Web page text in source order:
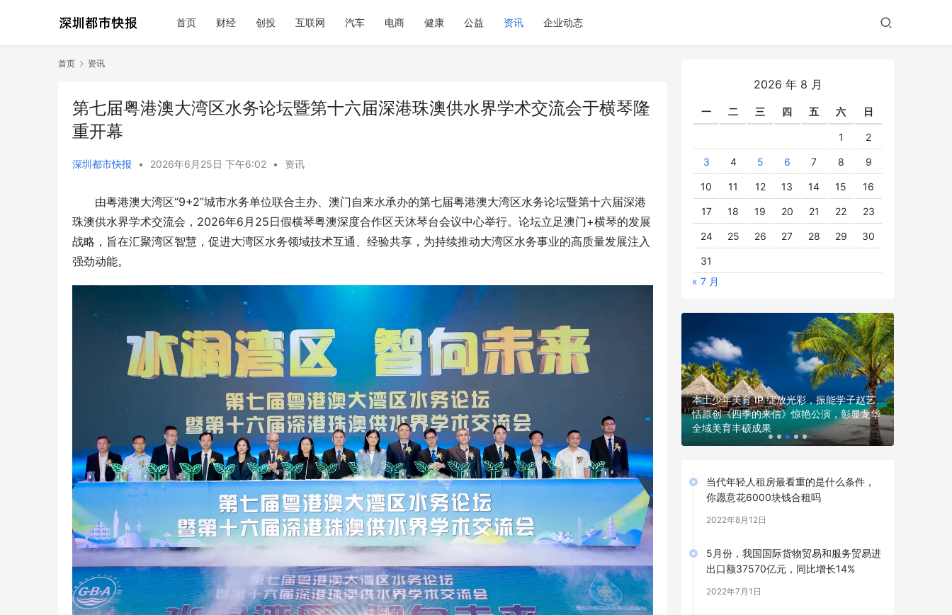
首页 财经 创投 互联网 汽车 电商 健康 公益 资讯 企业动态
首页 资讯
第七届粤港澳大湾区水务论坛暨第十六届深港珠澳供水界学术交流会于横琴隆
重开幕
深圳都市快报 • 2026年6月25日 下午6:02 • 资讯
由粤港澳大湾区“9+2”城市水务单位联合主办、澳门自来水承办的第七届粤港澳大湾区水务论坛暨第十六届深港
珠澳供水界学术交流会，2026年6月25日假横琴粤澳深度合作区天沐琴台会议中心举行。论坛立足澳门+横琴的发展
战略，旨在汇聚湾区智慧，促进大湾区水务领域技术互通、经验共享，为持续推动大湾区水务事业的高质量发展注入
强劲动能。
2026 年 8 月
一 二 三 四 五 六 日
1 2
3 4 5 6 7 8 9
10 11 12 13 14 15 16
17 18 19 20 21 22 23
24 25 26 27 28 29 30
31
« 7 月
深圳电子料回收服务联络方式：主控芯片估
深圳南山华厦眼科医院出诊专家再添新力量
——朱远飞主任 专攻眼底病与屈光性白内障
守护明眸，睛彩同行｜深圳南山华厦眼科眼
健康关爱公益行动正式启航
本土少年美育 IP 绽放光彩，振能学子赵艺
恬原创《四季的来信》惊艳公演，彰显龙华
全域美育丰硕成果
当代年轻人租房最看重的是什么条件，
你愿意花6000块钱合租吗
2022年8月12日
5月份，我国国际货物贸易和服务贸易进
出口额37570亿元，同比增长14%
2022年7月1日